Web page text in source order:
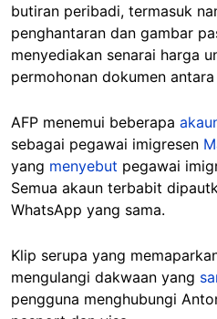
butiran peribadi, termasuk
penghantaran dan gambar
menyediakan senarai harga
permohonan dokumen
AFP menemui beberapa
sebagai pegawai imigresen
yang menyebut pegawai
Semua akaun terbabit
WhatsApp yang sama.
Klip serupa yang
mengulangi dakwaan yang
pengguna menghubungi